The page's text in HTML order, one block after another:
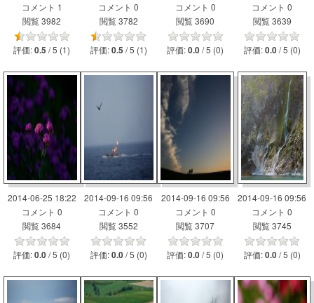
コメント 1
閲覧 3982
評価:0.5 / 5 (1)
コメント 0
閲覧 3782
評価:0.5 / 5 (1)
コメント 0
閲覧 3690
評価:0.0 / 5 (0)
コメント 0
閲覧 3639
評価:0.0 / 5 (0)
2014-06-25 18:22
コメント 0
閲覧 3684
評価:0.0 / 5 (0)
2014-09-16 09:56
コメント 0
閲覧 3552
評価:0.0 / 5 (0)
2014-09-16 09:56
コメント 0
閲覧 3707
評価:0.0 / 5 (0)
2014-09-16 09:56
コメント 0
閲覧 3745
評価:0.0 / 5 (0)